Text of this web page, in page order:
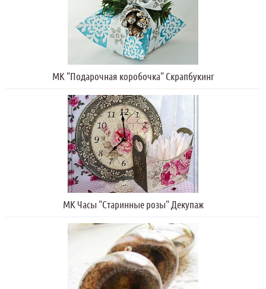
МК "Подарочная коробочка" Скрапбукинг
МК Часы "Старинные розы" Декупаж